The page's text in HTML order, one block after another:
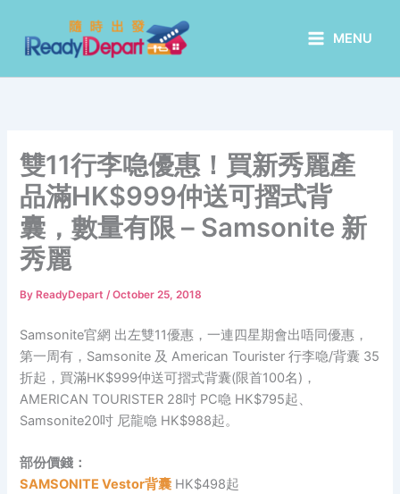
content
MENU
雙11行李喼優惠！買新秀麗產
品滿HK$999仲送可摺式背
囊，數量有限 – Samsonite 新
秀麗
By ReadyDepart/October 25, 2018
Samsonite官網 出左雙11優惠，一連四星期會出唔同優惠，
第一周有，Samsonite 及 American Tourister 行李喼/背囊 35
折起，買滿HK$999仲送可摺式背囊(限首100名)，
AMERICAN TOURISTER 28吋 PC喼 HK$795起、
Samsonite20吋 尼龍喼 HK$988起。
部份價錢：
SAMSONITE Vestor背囊 HK$498起